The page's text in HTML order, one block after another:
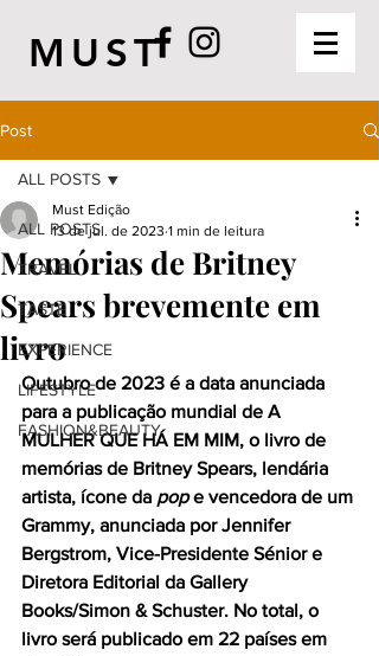
MUST
Post
ALL POSTS
TRAVEL
TASTE
EXPERIENCE
LIFESTYLE
FASHION&BEAUTY
ALL POSTS
Memórias de Britney
Spears brevemente em
livro
Must Edição
13 de jul. de 2023 1 min de leitura
Outubro de 2023 é a data anunciada
para a publicação mundial de A
MULHER QUE HÁ EM MIM, o livro de
memórias de Britney Spears, lendária
artista, ícone da pop e vencedora de um
Grammy, anunciada por Jennifer
Bergstrom, Vice-Presidente Sénior e
Diretora Editorial da Gallery
Books/Simon & Schuster. No total, o
livro será publicado em 22 países em